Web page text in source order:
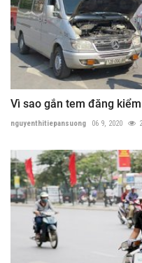
Vì sao gắn tem đăng
nguyenthitiepansuong 06 9, 2020